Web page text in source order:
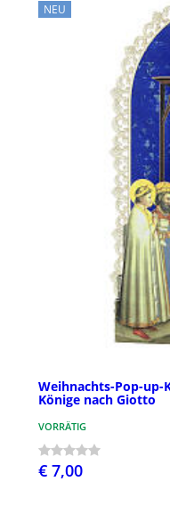
NEU
Weihnachts-Pop-up-
Könige nach Giotto
VORRÄTIG
€ 7,00